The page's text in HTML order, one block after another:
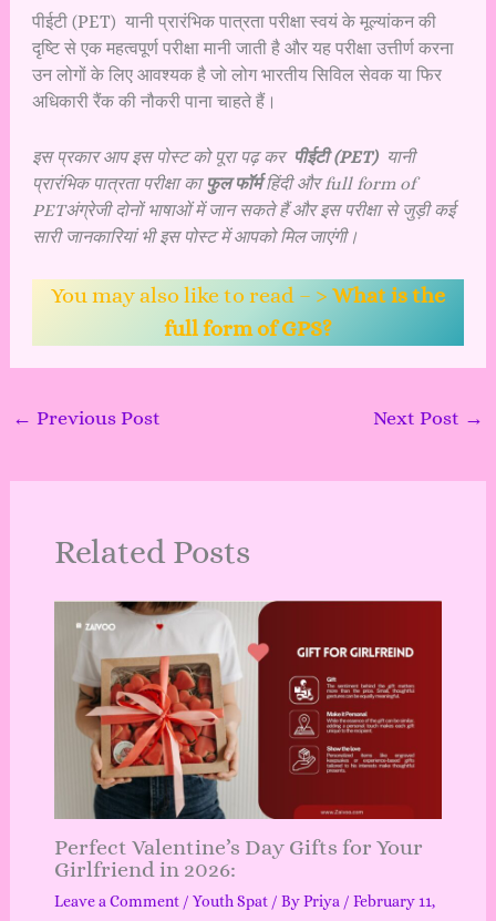
पीईटी (PET) यानी प्रारंभिक पात्रता परीक्षा स्वयं के मूल्यांकन की
दृष्टि से एक महत्वपूर्ण परीक्षा मानी जाती है और यह परीक्षा उत्तीर्ण करना
उन लोगों के लिए आवश्यक है जो लोग भारतीय सिविल सेवक या फिर
अधिकारी रैंक की नौकरी पाना चाहते हैं।
इस प्रकार आप इस पोस्ट को पूरा पढ़ कर पीईटी (PET) यानी
प्रारंभिक पात्रता परीक्षा का फुल फॉर्महिंदी और full form of
PETअंग्रेजी दोनों भाषाओं में जान सकते हैं और इस परीक्षा से जुड़ी कई
सारी जानकारियां भी इस पोस्ट में आपको मिल जाएंगी।
You may also like to read – > What is the
full form of GPS?
← Previous Post Next Post →
Related Posts
Perfect Valentine’s Day Gifts for Your
Girlfriend in 2026:
Leave a Comment / Youth Spat/ ByPriya / February 11,